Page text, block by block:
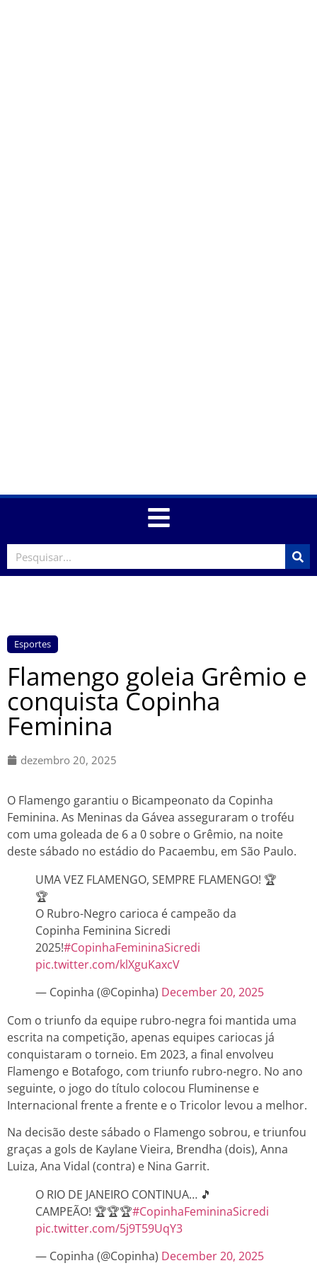
Esportes
Flamengo goleia Grêmio e
conquista Copinha
Feminina
dezembro 20, 2025
O Flamengo garantiu o Bicampeonato da Copinha
Feminina. As Meninas da Gávea asseguraram o troféu
com uma goleada de 6 a 0 sobre o Grêmio, na noite
deste sábado no estádio do Pacaembu, em São Paulo.
UMA VEZ FLAMENGO, SEMPRE FLAMENGO! 🏆
🏆
O Rubro-Negro carioca é campeão da
Copinha Feminina Sicredi
2025!#CopinhaFemininaSicredi
pic.twitter.com/klXguKaxcV
— Copinha (@Copinha) December 20, 2025
Com o triunfo da equipe rubro-negra foi mantida uma
escrita na competição, apenas equipes cariocas já
conquistaram o torneio. Em 2023, a final envolveu
Flamengo e Botafogo, com triunfo rubro-negro. No ano
seguinte, o jogo do título colocou Fluminense e
Internacional frente a frente e o Tricolor levou a melhor.
Na decisão deste sábado o Flamengo sobrou, e triunfou
graças a gols de Kaylane Vieira, Brendha (dois), Anna
Luiza, Ana Vidal (contra) e Nina Garrit.
O RIO DE JANEIRO CONTINUA… 🎵
CAMPEÃO! 🏆🏆🏆#CopinhaFemininaSicredi
pic.twitter.com/5j9T59UqY3
— Copinha (@Copinha) December 20, 2025